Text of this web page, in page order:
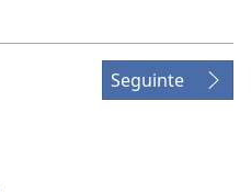
Seguinte